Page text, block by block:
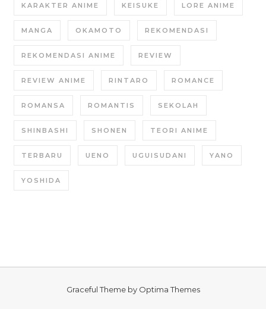
KARAKTER ANIME KEISUKE LORE ANIME
MANGA OKAMOTO REKOMENDASI
REKOMENDASI ANIME REVIEW
REVIEW ANIME RINTARO ROMANCE
ROMANSA ROMANTIS SEKOLAH
SHINBASHI SHONEN TEORI ANIME
TERBARU UENO UGUISUDANI YANO
YOSHIDA
Graceful Theme by Optima Themes